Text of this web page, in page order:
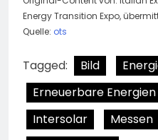
Energy Transition Expo,
Quelle: ots
Tagged: Bild
Erneuerbare Energien
Intersolar
Messen